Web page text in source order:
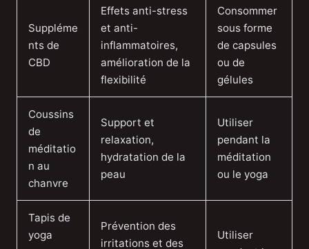
Suppléme
nts de
CBD
Effets anti-stress
et anti-
inflammatoires,
amélioration de la
flexibilité
Consommer
sous forme
de capsules
ou de
gélules
Coussins
de
méditatio
n au
chanvre
Support et
relaxation,
hydratation de la
peau
Utiliser
pendant la
méditation
ou le yoga
Tapis de
yoga
Prévention des
irritations et des
Utiliser